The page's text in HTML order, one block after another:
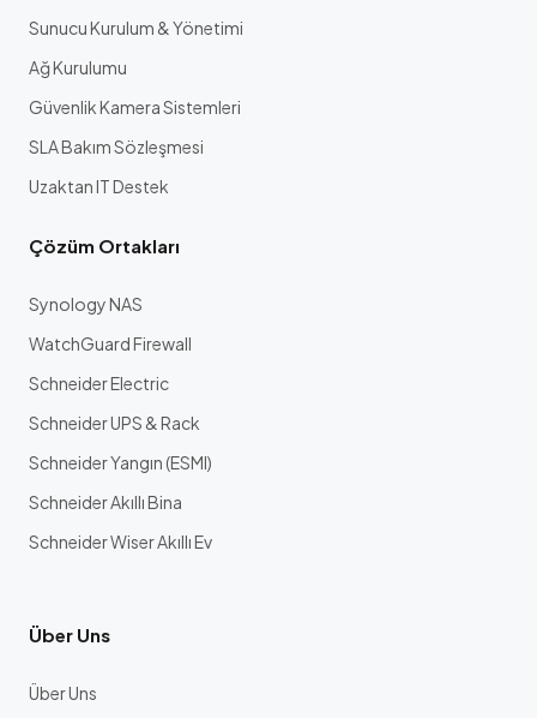
Sunucu Kurulum & Yönetimi
Ağ Kurulumu
Güvenlik Kamera Sistemleri
SLA Bakım Sözleşmesi
Uzaktan IT Destek
Çözüm Ortakları
Synology NAS
WatchGuard Firewall
Schneider Electric
Schneider UPS & Rack
Schneider Yangın (ESMI)
Schneider Akıllı Bina
Schneider Wiser Akıllı Ev
Über Uns
Über Uns